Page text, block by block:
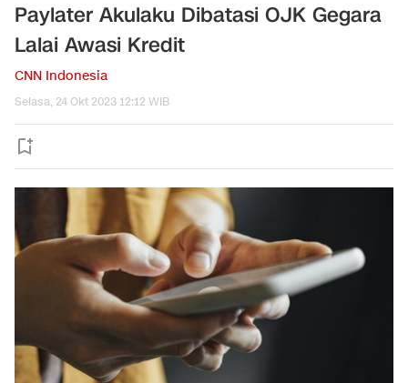
Paylater Akulaku Dibatasi OJK Gegara
Lalai Awasi Kredit
CNN Indonesia
Selasa, 24 Okt 2023 12:12 WIB